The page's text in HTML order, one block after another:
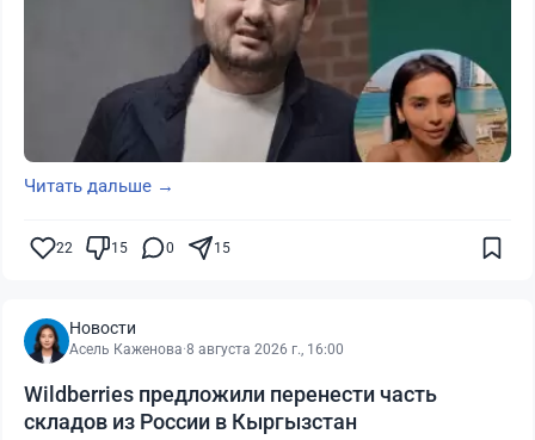
Читать дальше →
22 15 0 15
Новости
Асель Каженова·8 августа 2026 г., 16:00
Wildberries предложили перенести часть
складов из России в Кыргызстан